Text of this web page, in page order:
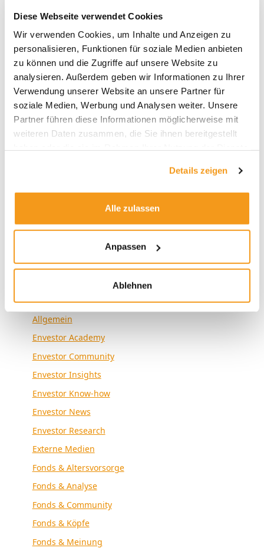
Diese Webseite verwendet Cookies
Wir verwenden Cookies, um Inhalte und Anzeigen zu
personalisieren, Funktionen für soziale Medien anbieten
zu können und die Zugriffe auf unsere Website zu
analysieren. Außerdem geben wir Informationen zu Ihrer
Verwendung unserer Website an unsere Partner für
soziale Medien, Werbung und Analysen weiter. Unsere
Partner führen diese Informationen möglicherweise mit
weiteren Daten zusammen, die Sie ihnen bereitgestellt
Details zeigen
Alle zulassen
Anpassen
Ablehnen
Archive
2025
2024
2023
Kategorien
Allgemein
Envestor Academy
Envestor Community
Envestor Insights
Envestor Know-how
Envestor News
Envestor Research
Externe Medien
Fonds & Altersvorsorge
Fonds & Analyse
Fonds & Community
Fonds & Köpfe
Fonds & Meinung